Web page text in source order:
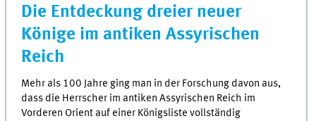
Die Entdeckung dreier neuer
Könige im antiken Assyrischen
Reich
Mehr als 100 Jahre ging man in der Forschung davon aus,
dass die Herrscher im antiken Assyrischen Reich im
Vorderen Orient auf einer Königsliste vollständig